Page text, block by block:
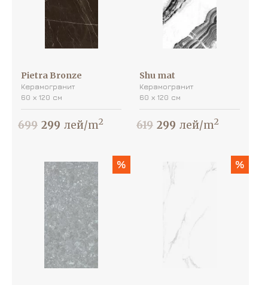
Pietra Bronze
Керамогранит
60 х 120 см
699 299 лей/m2
Shu mat
Керамогранит
60 х 120 см
619 299 лей/m2
% %